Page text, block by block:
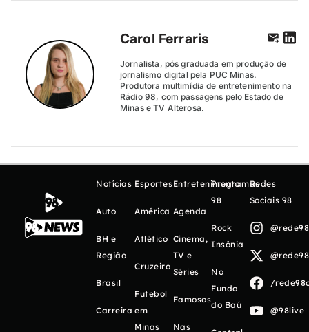
Carol Ferraris
Jornalista, pós graduada em produção de
jornalismo digital pela PUC Minas.
Produtora multimídia de entretenimento na
Rádio 98, com passagens pelo Estado de
Minas e TV Alterosa.
Notícias
Auto
BH e
Região
Brasil
Carreira
Esportes
América
Atlético
Cruzeiro
Futebol
em
Minas
Entretenimento
Agenda
Cinema,
TV e
Séries
Famosos
Nas
Programas
98
Rock
Insônia
No
Fundo
do Baú
Redes
Sociais 98
/
@98live